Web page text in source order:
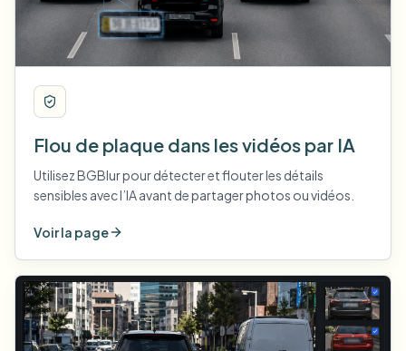
Flou de plaque dans les vidéos par IA
Utilisez BGBlur pour détecter et flouter les détails
sensibles avec l’IA avant de partager photos ou vidéos.
Voir la page